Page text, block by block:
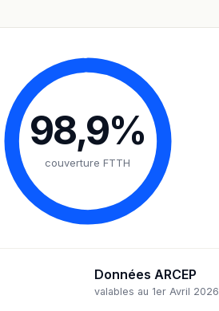
98,9%
couverture FTTH
Données ARCEP
valables au 1er Avril 2026